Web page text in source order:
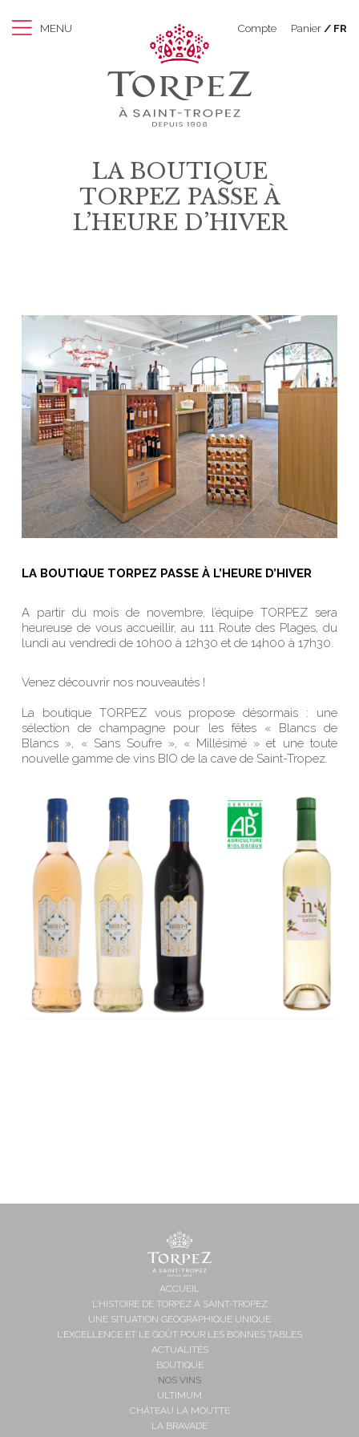
MENU Compte Panier FR
LA BOUTIQUE
TORPEZ PASSE À
L’HEURE D’HIVER
LA BOUTIQUE TORPEZ PASSE À L’HEURE D’HIVER
A partir du mois de novembre, l’équipe TORPEZ sera
heureuse de vous accueillir, au 111 Route des Plages, du
lundi au vendredi de 10h00 à 12h30 et de 14h00 à 17h30.
Venez découvrir nos nouveautés !
La boutique TORPEZ vous propose désormais : une
sélection de champagne pour les fêtes « Blancs de
Blancs », « Sans Soufre », « Millésimé » et une toute
nouvelle gamme de vins BIO de la cave de Saint-Tropez.
ACCUEIL
L’HISTOIRE DE TORPEZ À SAINT-TROPEZ
UNE SITUATION GÉOGRAPHIQUE UNIQUE
L’EXCELLENCE ET LE GOÛT POUR LES BONNES TABLES
ACTUALITÉS
BOUTIQUE
NOS VINS
ULTIMUM
CHÂTEAU LA MOUTTE
LA BRAVADE